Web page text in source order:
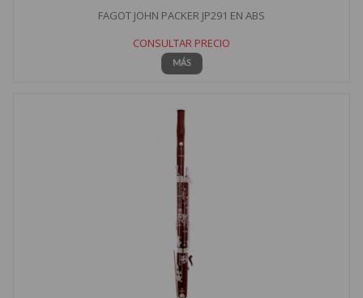
FAGOT JOHN PACKER JP291 EN ABS
CONSULTAR PRECIO
MÁS